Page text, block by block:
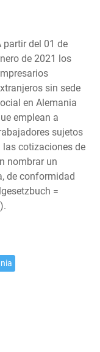
partir del 01 de
de 2021 los
sin sede
en Alemania
emplean a
sujetos
las cotizaciones de
nombrar un
de conformidad
=